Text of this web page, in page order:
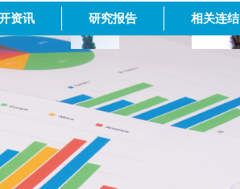
资讯 研究报告 相关连结